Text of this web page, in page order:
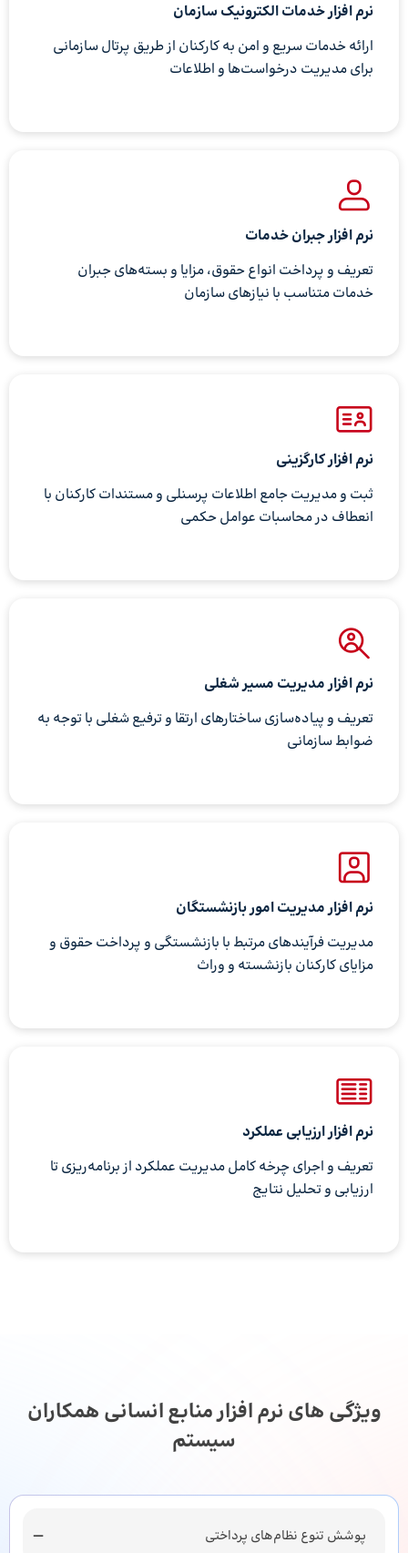
نرم افزار خدمات الکترونیک سازمان
ارائه خدمات سریع و امن به کارکنان از طریق پرتال سازمانی
برای مدیریت درخواست‌ها و اطلاعات
نرم افزار جبران خدمات
تعریف و پرداخت انواع حقوق، مزایا و بسته‌های جبران
خدمات متناسب با نیازهای سازمان
نرم افزار کارگزینی
ثبت و مدیریت جامع اطلاعات پرسنلی و مستندات کارکنان با
انعطاف در محاسبات عوامل حکمی
نرم افزار مدیریت مسیر شغلی
تعریف و پیاده‌سازی ساختارهای ارتقا و ترفیع شغلی با توجه به
ضوابط سازمانی
نرم افزار مدیریت امور بازنشستگان
مدیریت فرآیندهای مرتبط با بازنشستگی و پرداخت حقوق و
مزایای کارکنان بازنشسته و وراث
نرم افزار ارزیابی عملکرد
تعریف و اجرای چرخه کامل مدیریت عملکرد از برنامه‌ریزی تا
ارزیابی و تحلیل نتایج
ویژگی های نرم افزار منابع انسانی همکاران
سیستم
پوشش تنوع نظام‌های پرداختی